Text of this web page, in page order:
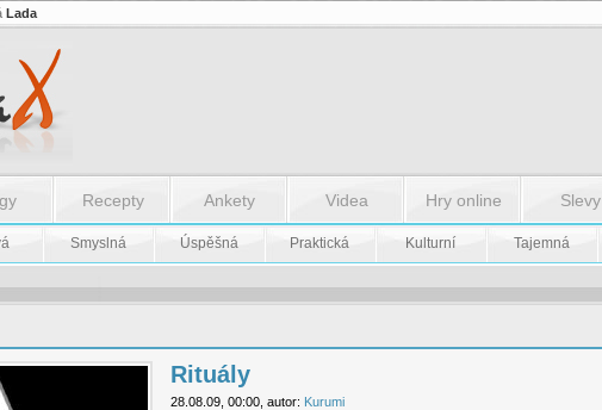
Lada
Recepty Ankety Videa Hry online Slevy
Smyslná Úspěšná Praktická Kulturní Tajemná
Rituály
28.08.09, 00:00, autor: Kurumi